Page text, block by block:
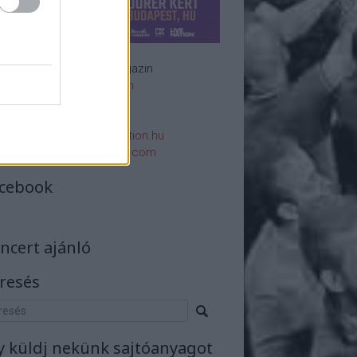
Rockzenei magazin
Impresszum
rsszerk@rockstation.hu
rsszerk@gmail.com
ajánló
küldj nekünk sajtóanyagot